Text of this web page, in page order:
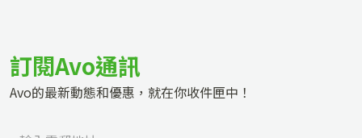
訂閱Avo通訊
Avo的最新動態和優惠，就在你收件匣中！